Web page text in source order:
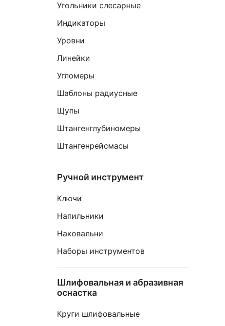
Угольники слесарные
Индикаторы
Уровни
Линейки
Угломеры
Шаблоны радиусные
Щупы
Штангенглубиномеры
Штангенрейсмасы
Ручной инструмент
Ключи
Напильники
Наковальни
Наборы инструментов
Шлифовальная и абразивная
оснастка
Круги шлифовальные